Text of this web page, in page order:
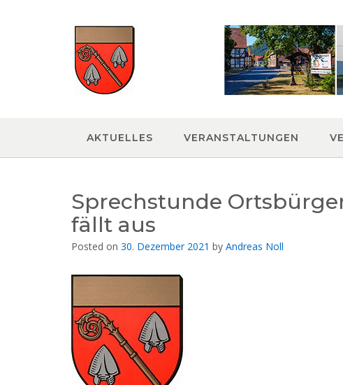
AKTUELLES VERANSTALTUNGEN
Sprechstunde
fällt aus
Posted on 30. Dezember 2021 by Andreas Noll